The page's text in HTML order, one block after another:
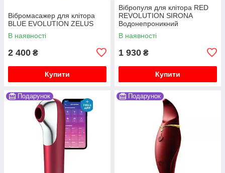
Вібромасажер для клітора
BLUE EVOLUTION ZELUS
В наявності
2 400 ₴
Купити
Вібропуля для клітора RED
REVOLUTION SIRONA
Водонепроникний
В наявності
1 930 ₴
Купити
Подарунок Подарунок